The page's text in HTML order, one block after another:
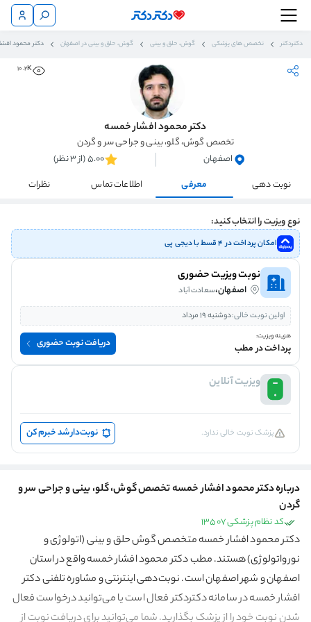
دکتردکتر تخصص های پزشکی گوش، حلق و بینی گوش، حلق و بینی در اصفهان دکتر محمود
10.2K
دکتر محمود افشار خمسه
تخصص گوش، گلو، بینی و جراحی سر و گردن
اصفهان
5.00 (از 3 نظر)
نوبت دهی
معرفی اطلاعات تماس نظرات
نوع ویزیت را انتخاب کنید:
امکان پرداخت در ۴ قسط با دیجی پی
نوبت ویزیت حضوری
اصفهان،سعادت آباد
اولین نوبت خالی:دوشنبه 19 مرداد
هزینه ویزیت:
پرداخت در مطب دریافت نوبت حضوری
ویزیت آنلاین
پزشک نوبت خالی ندارد. نوبت‌دار شد خبرم کن
درباره دکتر محمود افشار خمسه تخصص گوش، گلو، بینی و جراحی سر و
گردن
کد نظام پزشکی 13507
دکتر محمود افشار خمسه متخصص گوش حلق و بینی (اتولوژی و
نورواتولوژی) هستند. مطب دکتر محمود افشار خمسه واقع در استان
اصفهان و شهر اصفهان است. نوبت‌دهی اینترنتی و مشاوره تلفنی دکتر
افشار خمسه در سامانه دکتردکتر فعال است یا می‌توانید درخواست فعال
شدن نوبت خود را از پزشک بگذارید. شما می‌توانید برای دریافت نوبت از